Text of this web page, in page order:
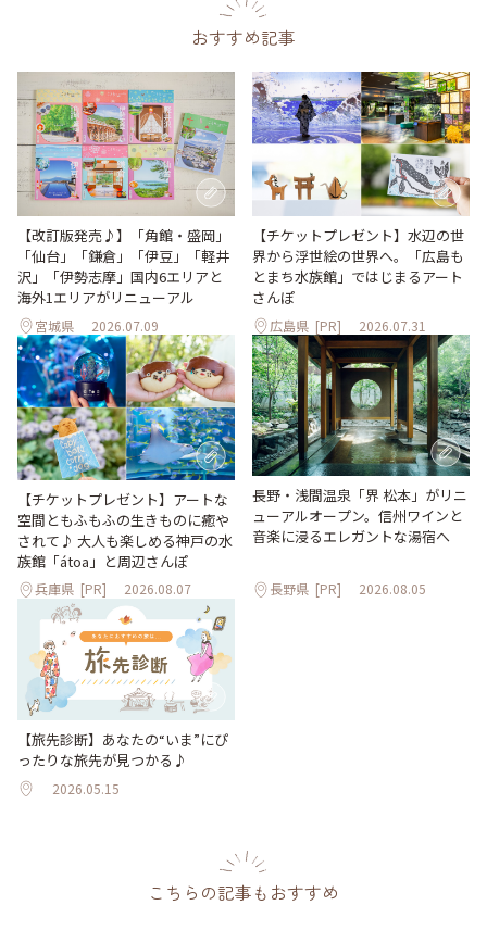
おすすめ記事
【改訂版発売♪】「角館・盛岡」
「仙台」「鎌倉」「伊豆」「軽井
沢」「伊勢志摩」国内6エリアと
海外1エリアがリニューアル
宮城県 2026.07.09
【チケットプレゼント】水辺の世
界から浮世絵の世界へ。「広島も
とまち水族館」ではじまるアート
さんぽ
広島県 [PR] 2026.07.31
【チケットプレゼント】アートな
空間ともふもふの生きものに癒や
されて♪ 大人も楽しめる神戸の水
族館「átoa」と周辺さんぽ
兵庫県 [PR] 2026.08.07
長野・浅間温泉「界 松本」がリニ
ューアルオープン。信州ワインと
音楽に浸るエレガントな湯宿へ
長野県 [PR] 2026.08.05
【旅先診断】あなたの“いま”にぴ
ったりな旅先が見つかる♪
2026.05.15
こちらの記事もおすすめ